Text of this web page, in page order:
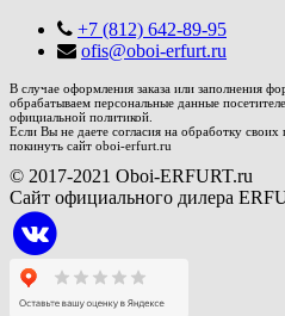
+7 (812) 642-89-95
ofis@oboi-erfurt.ru
В случае оформления заказа или заполнения
обрабатываем персональные данные
официальной политикой.
Если Вы не даете согласия на обработку
покинуть сайт oboi-erfurt.ru
© 2017-2021 Oboi-ERFURT.ru
Сайт официального дилера